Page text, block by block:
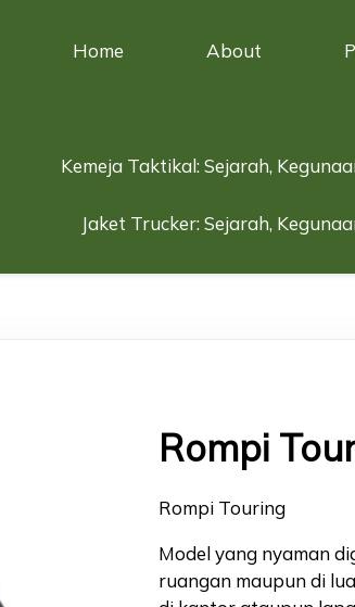
Home About
Kemeja Taktikal: Sejarah,
Jaket Trucker: Sejarah,
Rompi
Rompi Touring
Model yang nyaman
ruangan maupun di